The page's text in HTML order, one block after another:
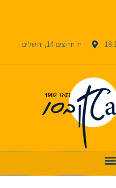
יד חרוצים 14, ירושלים